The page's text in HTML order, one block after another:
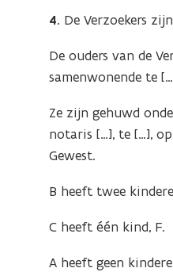
4. De Verzoekers
De ouders van de
samenwonende te
Ze zijn gehuwd
notaris […], te […],
Gewest.
B heeft twee
C heeft één kind, F.
A heeft geen